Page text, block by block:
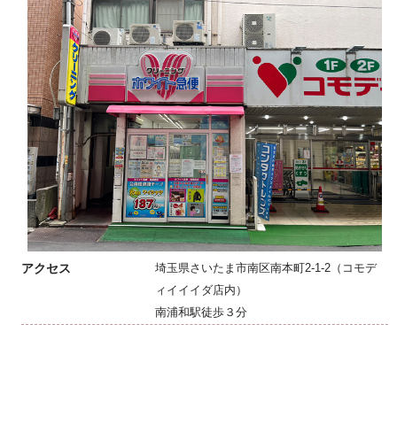
アクセス
埼玉県さいたま市南区南本町2-1-2（コモデ
ィイイイダ店内）
南浦和駅徒歩３分